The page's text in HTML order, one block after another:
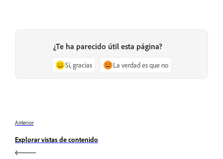
¿Te ha parecido útil esta página?
Sí, gracias La verdad es que no
Anterior
Explorar vistas de contenido